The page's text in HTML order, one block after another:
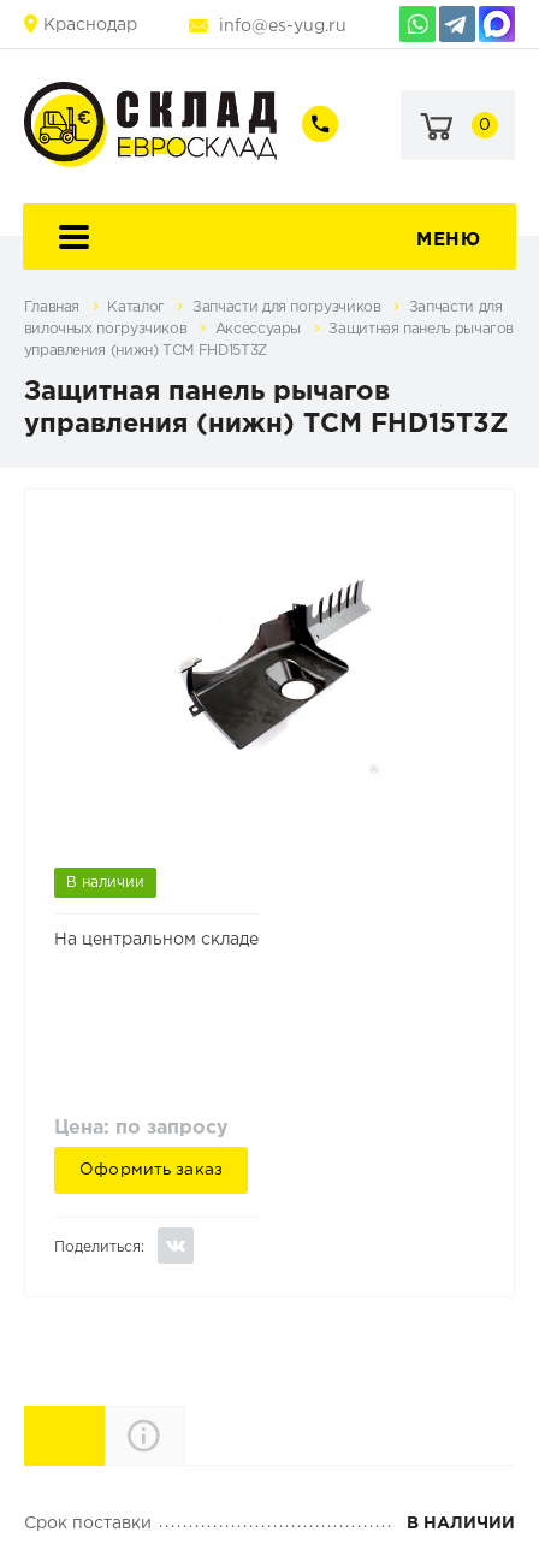
Краснодар info@es-yug.ru
+7
60-
+7
69-
0
МЕНЮ
Главная Каталог Запчасти для погрузчиков
Запчасти для
вилочных погрузчиков
Аксессуары
Защитная панель рычагов
управления (нижн) ТСМ FHD15T3Z
Защитная панель рычагов
управления (нижн) ТСМ FHD15T3Z
В наличии
На центральном складе
Цена: по запросу
Оформить заказ
Поделиться:
Характеристики
Срок поставки В НАЛИЧИИ